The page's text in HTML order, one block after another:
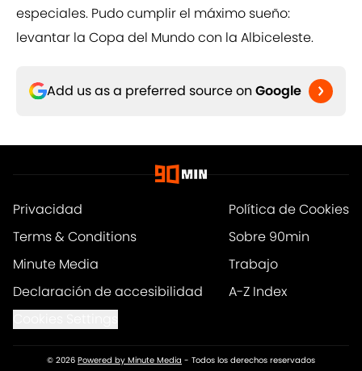
especiales. Pudo cumplir el máximo sueño:
levantar la Copa del Mundo con la Albiceleste.
Add us as a preferred source on Google
Privacidad
Política de Cookies
Terms & Conditions
Sobre 90min
Minute Media
Trabajo
Declaración de accesibilidad
A-Z Index
© 2026 Powered by Minute Media - Todos los derechos reservados